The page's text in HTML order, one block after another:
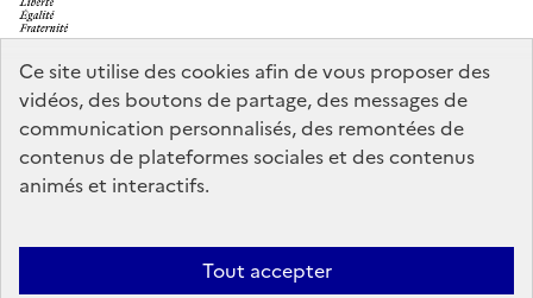
Ce site utilise des cookies afin de vous proposer des
vidéos, des boutons de partage, des messages de
communication personnalisés, des remontées de
contenus de plateformes sociales et des contenus
animés et interactifs.
Tout accepter
legifrance.gouv.fr
info.gouv.fr
service-public.gouv.fr
data.gouv.fr
Mentions légales